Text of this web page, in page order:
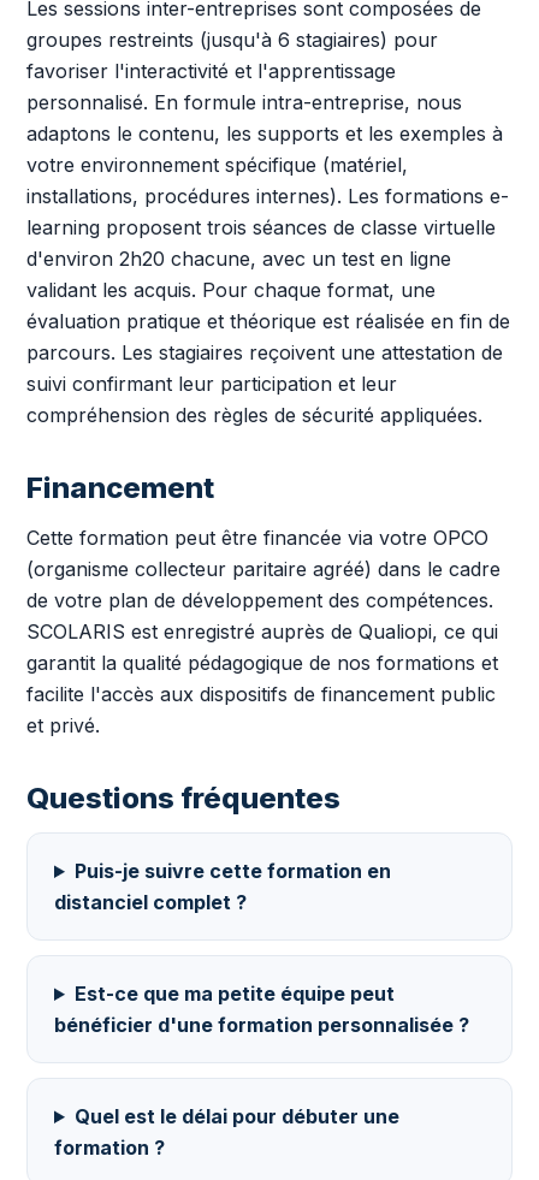
Les sessions inter-entreprises sont composées de
groupes restreints (jusqu'à 6 stagiaires) pour
favoriser l'interactivité et l'apprentissage
personnalisé. En formule intra-entreprise, nous
adaptons le contenu, les supports et les exemples à
votre environnement spécifique (matériel,
installations, procédures internes). Les formations e-
learning proposent trois séances de classe virtuelle
d'environ 2h20 chacune, avec un test en ligne
validant les acquis. Pour chaque format, une
évaluation pratique et théorique est réalisée en fin de
parcours. Les stagiaires reçoivent une attestation de
suivi confirmant leur participation et leur
compréhension des règles de sécurité appliquées.
Financement
Cette formation peut être financée via votre OPCO
(organisme collecteur paritaire agréé) dans le cadre
de votre plan de développement des compétences.
SCOLARIS est enregistré auprès de Qualiopi, ce qui
garantit la qualité pédagogique de nos formations et
facilite l'accès aux dispositifs de financement public
et privé.
Questions fréquentes
Puis-je suivre cette formation en
distanciel complet ?
Est-ce que ma petite équipe peut
bénéficier d'une formation personnalisée ?
Quel est le délai pour débuter une
formation ?